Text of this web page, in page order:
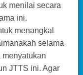
menilai secara
ini.
menangkal
selama
JTTS ini. Agar